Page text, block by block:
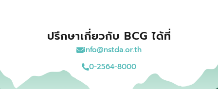
ปรึกษาเกี่ยวกับ BCG ได้ที่
info@nstda.or.th
0-2564-8000